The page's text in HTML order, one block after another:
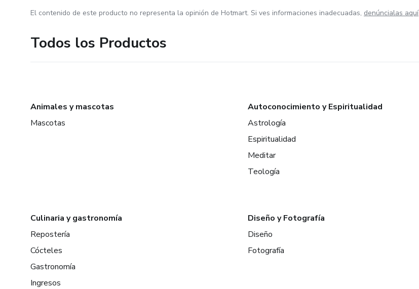
El contenido de este producto no representa la opinión de Hotmart. Si ves informaciones inadecuadas, denúncialas aquí
Todos los Productos
Animales y mascotas
Mascotas
Autoconocimiento y Espiritualidad
Astrología
Espiritualidad
Meditar
Teología
Culinaria y gastronomía
Repostería
Cócteles
Gastronomía
Ingresos
Diseño y Fotografía
Diseño
Fotografía